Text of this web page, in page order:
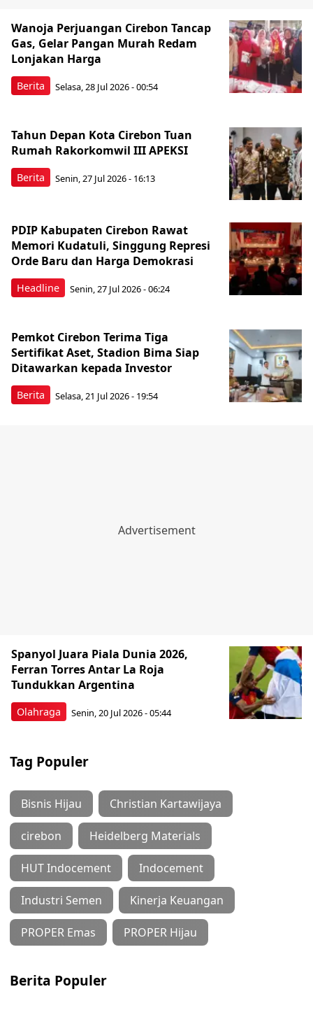
Berita
Wanoja Perjuangan Cirebon Tancap
Gas, Gelar Pangan Murah Redam
Lonjakan Harga
Selasa, 28 Jul 2026 - 00:54
Berita
Tahun Depan Kota Cirebon Tuan
Rumah Rakorkomwil III APEKSI
Senin, 27 Jul 2026 - 16:13
Headline
PDIP Kabupaten Cirebon Rawat
Memori Kudatuli, Singgung Represi
Orde Baru dan Harga Demokrasi
Senin, 27 Jul 2026 - 06:24
Berita
Pemkot Cirebon Terima Tiga
Sertifikat Aset, Stadion Bima Siap
Ditawarkan kepada Investor
Selasa, 21 Jul 2026 - 19:54
Olahraga
Spanyol Juara Piala Dunia 2026,
Ferran Torres Antar La Roja
Tundukkan Argentina
Senin, 20 Jul 2026 - 05:44
Tag Populer
Bisnis Hijau Christian Kartawijaya
cirebon Heidelberg Materials
HUT Indocement Indocement
Industri Semen Kinerja Keuangan
PROPER Emas PROPER Hijau
Berita Populer